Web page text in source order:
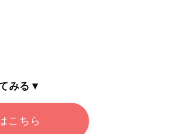
みる▼
こちら